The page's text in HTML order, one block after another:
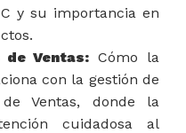
y su importancia en
Ventas: Cómo la
con la gestión de
Ventas, donde la
cuidadosa al